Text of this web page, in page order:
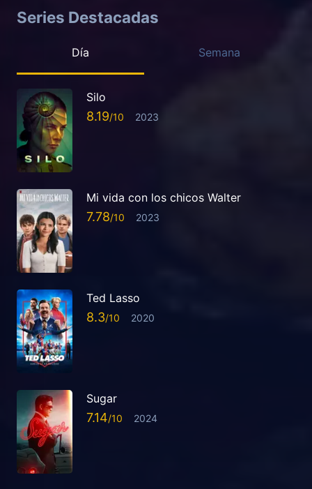
Series Destacadas
Día Semana
Silo
8.19 2023
Mi vida con los chicos Walter
7.78 2023
Ted Lasso
8.3 2020
Sugar
7.14 2024